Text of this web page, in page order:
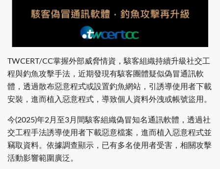
TWCERT/CC掌握外部威脅情資，駭客組織持續升級社交工
程與釣魚攻擊手法，近期發現有駭客團體疑似偽冒通訊軟
體，透過散布惡意程式或設置釣魚網站，引誘導使用者下載
安裝，進而植入惡意程式，導致個人資料外洩或帳號盜用。
今(2025)年2月至3月間駭客組織偽冒知名通訊軟體，透過社
交工程手法誘導使用者下載惡意檔案，進而植入惡意程式並
竊取資料。依據調查顯示，已有多名使用者受害，相關攻擊
活動影響範圍廣泛。